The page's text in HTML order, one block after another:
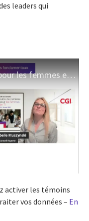
leaders qui
Laboratoire de carrières pour les femmes en TI 2025: en vedette, réussir sa révolution des données
activer les témoins
vos données – En